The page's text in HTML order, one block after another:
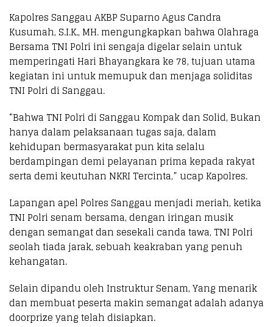
Kapolres Sanggau AKBP Suparno Agus Candra
Kusumah, S.I.K., MH. mengungkapkan bahwa Olahraga
Bersama TNI Polri ini sengaja digelar selain untuk
memperingati Hari Bhayangkara ke 78, tujuan utama
kegiatan ini untuk memupuk dan menjaga soliditas
TNI Polri di Sanggau.
“Bahwa TNI Polri di Sanggau Kompak dan Solid, Bukan
hanya dalam pelaksanaan tugas saja, dalam
kehidupan bermasyarakat pun kita selalu
berdampingan demi pelayanan prima kepada rakyat
serta demi keutuhan NKRI Tercinta,” ucap Kapolres.
Lapangan apel Polres Sanggau menjadi meriah, ketika
TNI Polri senam bersama, dengan iringan musik
dengan semangat dan sesekali canda tawa, TNI Polri
seolah tiada jarak, sebuah keakraban yang penuh
kehangatan.
Selain dipandu oleh Instruktur Senam, Yang menarik
dan membuat peserta makin semangat adalah adanya
doorprize yang telah disiapkan.